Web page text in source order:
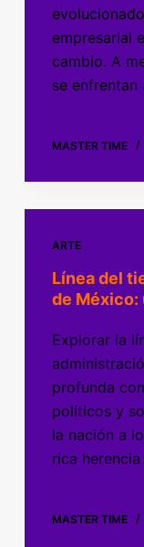
empresarial
cambio. A
se
MASTER TIME
ARTE
Línea del
de
Explorar la
profunda
políticos y
la nación a
rica
MASTER TIME